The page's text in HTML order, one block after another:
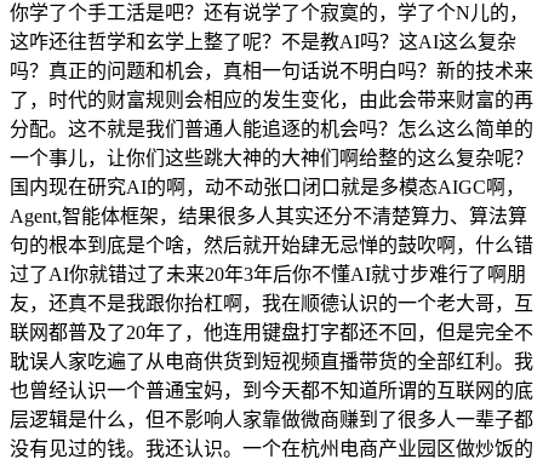
你学了个手工活是吧？还有说学了个寂寞的，学了个N儿的，
这咋还往哲学和玄学上整了呢？不是教AI吗？这AI这么复杂
吗？真正的问题和机会，真相一句话说不明白吗？新的技术来
了，时代的财富规则会相应的发生变化，由此会带来财富的再
分配。这不就是我们普通人能追逐的机会吗？怎么这么简单的
一个事儿，让你们这些跳大神的大神们啊给整的这么复杂呢？
国内现在研究AI的啊，动不动张口闭口就是多模态AIGC啊，
Agent,智能体框架，结果很多人其实还分不清楚算力、算法算
句的根本到底是个啥，然后就开始肆无忌惮的鼓吹啊，什么错
过了AI你就错过了未来20年3年后你不懂AI就寸步难行了啊朋
友，还真不是我跟你抬杠啊，我在顺德认识的一个老大哥，互
联网都普及了20年了，他连用键盘打字都还不回，但是完全不
耽误人家吃遍了从电商供货到短视频直播带货的全部红利。我
也曾经认识一个普通宝妈，到今天都不知道所谓的互联网的底
层逻辑是什么，但不影响人家靠做微商赚到了很多人一辈子都
没有见过的钱。我还认识。一个在杭州电商产业园区做炒饭的